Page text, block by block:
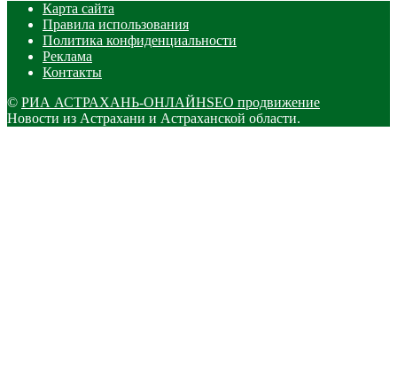
Карта сайта
Правила использования
Политика конфиденциальности
Реклама
Контакты
© РИА АСТРАХАНЬ-ОНЛАЙНSEO продвижение
Новости из Астрахани и Астраханской области.